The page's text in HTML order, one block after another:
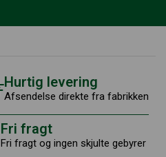
Hurtig levering
Afsendelse direkte fra fabrikken
Fri fragt
Fri fragt og ingen skjulte gebyrer